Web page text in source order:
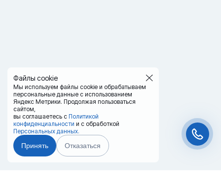
Файлы cookie
Мы используем файлы cookie и обрабатываем
персональные данные с использованием
Яндекс Метрики. Продолжая пользоваться
сайтом,
вы соглашаетесь с Политикой
конфиденциальности и с обработкой
Персональных данных.
Принять Отказаться